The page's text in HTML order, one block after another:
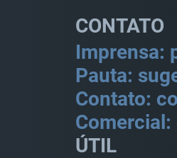
CONTATO
Imprensa:
Pauta:
Contato:
ÚTIL